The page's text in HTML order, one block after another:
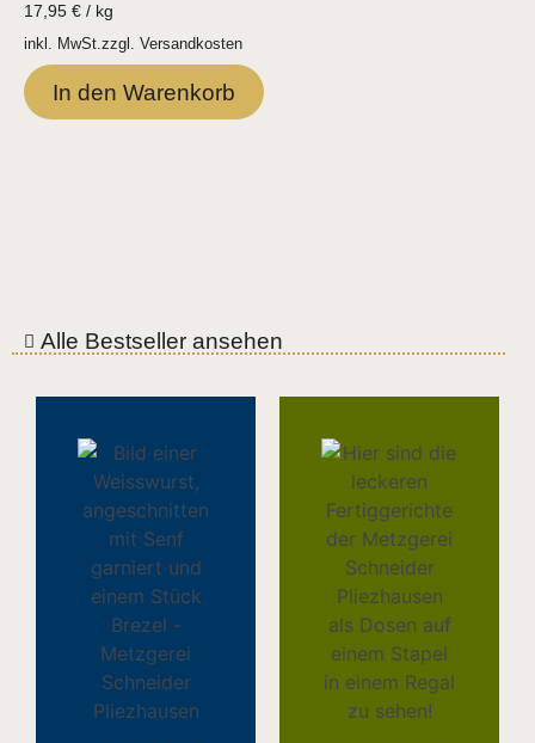
17,95 € / kg
inkl. MwSt.zzgl. Versandkosten
In den Warenkorb
Alle Bestseller ansehen